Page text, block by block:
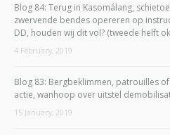
Blog 84: Terug in Kasomálang,
zwervende bendes opereren op
DD, houden wij dit vol? (tweede helft
4 February, 2019
Blog 83: Bergbeklimmen, patrouilles
actie, wanhoop over uitstel
15 January, 2019